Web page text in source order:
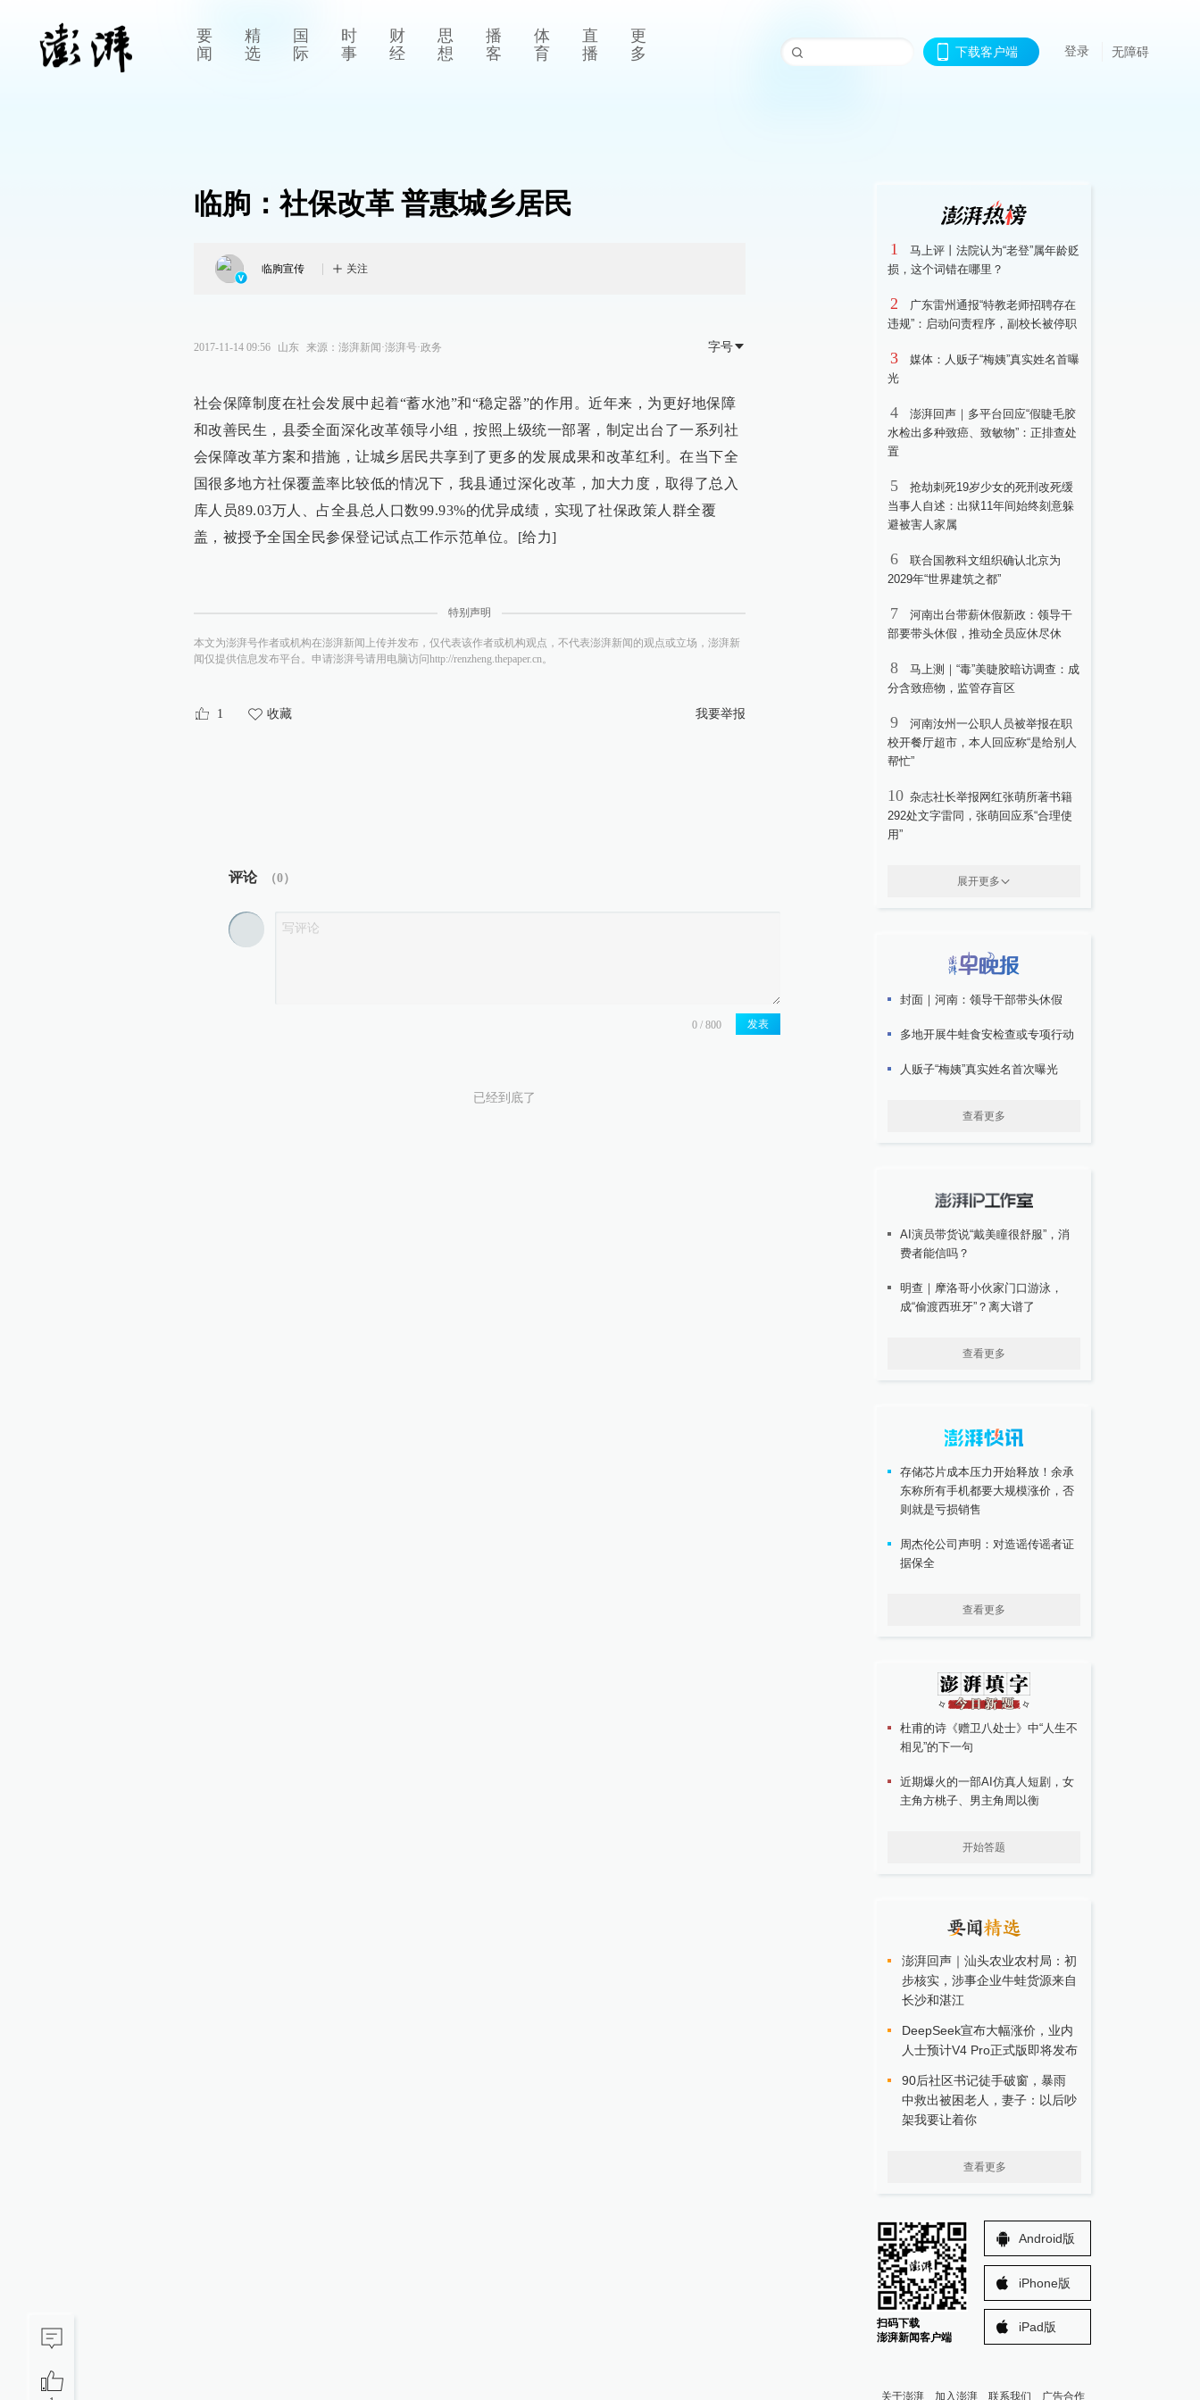
要
闻
精
选
国
际
时
事
财
经
思
想
播
客
体
育
直
播
更
多
下载客户端 登录 无障碍
临朐：社保改革 普惠城乡居民
临朐宣传 关注
2017-11-14 09:56 山东 来源： 澎湃新闻·澎湃号·政务 字号
社会保障制度在社会发展中起着“蓄水池”和“稳定器”的作用。近年来，为更好地保障
和改善民生，县委全面深化改革领导小组，按照上级统一部署，制定出台了一系列社
会保障改革方案和措施，让城乡居民共享到了更多的发展成果和改革红利。在当下全
国很多地方社保覆盖率比较低的情况下，我县通过深化改革，加大力度，取得了总入
库人员89.03万人、占全县总人口数99.93%的优异成绩，实现了社保政策人群全覆
盖，被授予全国全民参保登记试点工作示范单位。[给力]
特别声明
本文为澎湃号作者或机构在澎湃新闻上传并发布，仅代表该作者或机构观点，不代表澎湃新闻的观点或立场，澎湃新
闻仅提供信息发布平台。申请澎湃号请用电脑访问http://renzheng.thepaper.cn。
1 收藏 我要举报
评论 （0）
发表
已经到底了
1
马上评丨法院认为“老登”属年龄贬
损，这个词错在哪里？
2
广东雷州通报“特教老师招聘存在
违规”：启动问责程序，副校长被停职
3
媒体：人贩子“梅姨”真实姓名首曝
光
4
澎湃回声｜多平台回应“假睫毛胶
水检出多种致癌、致敏物”：正排查处
置
5
抢劫刺死19岁少女的死刑改死缓
当事人自述：出狱11年间始终刻意躲
避被害人家属
6
联合国教科文组织确认北京为
2029年“世界建筑之都”
7
河南出台带薪休假新政：领导干
部要带头休假，推动全员应休尽休
8
马上测｜“毒”美睫胶暗访调查：成
分含致癌物，监管存盲区
9
河南汝州一公职人员被举报在职
校开餐厅超市，本人回应称“是给别人
帮忙”
10 杂志社长举报网红张萌所著书籍
292处文字雷同，张萌回应系“合理使
用”
展开更多
封面｜河南：领导干部带头休假
多地开展牛蛙食安检查或专项行动
人贩子“梅姨”真实姓名首次曝光
查看更多
AI演员带货说“戴美瞳很舒服”，消
费者能信吗？
明查｜摩洛哥小伙家门口游泳，
成“偷渡西班牙”？离大谱了
查看更多
存储芯片成本压力开始释放！余承
东称所有手机都要大规模涨价，否
则就是亏损销售
周杰伦公司声明：对造谣传谣者证
据保全
查看更多
杜甫的诗《赠卫八处士》中“人生不
相见”的下一句
近期爆火的一部AI仿真人短剧，女
主角方桃子、男主角周以衡
开始答题
澎湃回声｜汕头农业农村局：初
步核实，涉事企业牛蛙货源来自
长沙和湛江
DeepSeek宣布大幅涨价，业内
人士预计V4 Pro正式版即将发布
90后社区书记徒手破窗，暴雨
中救出被困老人，妻子：以后吵
架我要让着你
查看更多
扫码下载
澎湃新闻客户端
Android版
iPhone版
iPad版
关于澎湃 加入澎湃 联系我们 广告合作